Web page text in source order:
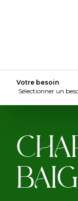
Votre besoin